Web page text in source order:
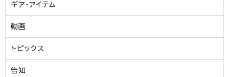
ギア・アイテム
動画
トピックス
告知